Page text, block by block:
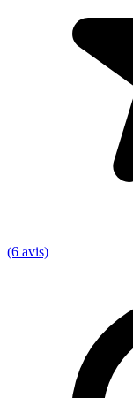
(6 avis)